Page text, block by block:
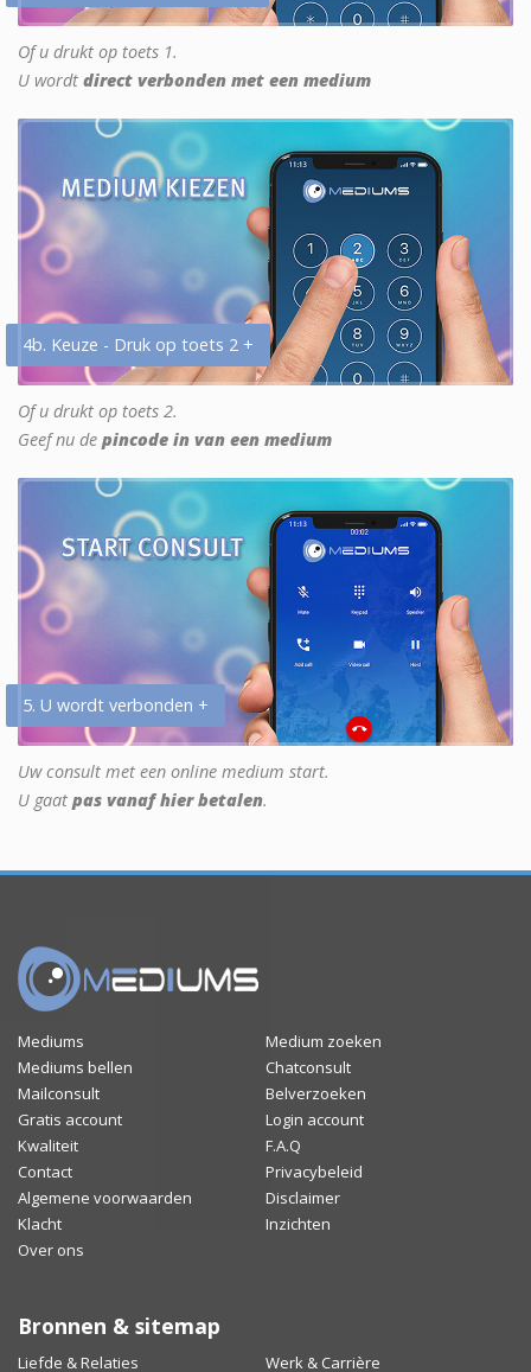
Of u drukt op toets 1.
U wordt direct verbonden met een medium
4b. Keuze - Druk op toets 2 +
Of u drukt op toets 2.
Geef nu de pincode in van een medium
5. U wordt verbonden +
Uw consult met een online medium start.
U gaat pas vanaf hier betalen.
Mediums
Medium zoeken
Mediums bellen
Chatconsult
Mailconsult
Belverzoeken
Gratis account
Login account
Kwaliteit
F.A.Q
Contact
Privacybeleid
Algemene voorwaarden
Disclaimer
Klacht
Inzichten
Over ons
Bronnen & sitemap
Liefde & Relaties Werk & Carrière